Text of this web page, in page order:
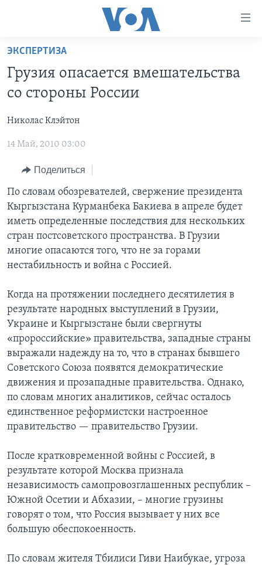
Перейти
основной
контент
навигации
Перейти
поиск
ПРОГРАММЫ
НОВОСТИ ЗА МИНУТУ
ИТОГИ
ПОЧЕМУ ЭТО ВАЖНО?
ДИСКУССИЯ VOA
ДЕТАЛИ
НЬЮ-ЙОРК NEW YORK
АМЕРИКА. БОЛЬШОЕ ПУТЕШЕСТВИЕ
ПРОЕКТЫ
УЧИМ АНГЛИЙСКИЙ
НАША АМЕРИКАНСКАЯ ИСТОРИЯ
А КАК В АМЕРИКЕ?
АРТЕФАКТЫ
АМЕРИКАНСКИЕ ГОРОДКИ
ТЕСТЫ
ЭКСПЕРТИЗА
ИНТЕРВЬЮ
ФАКТЫ ПРОТИВ ФЕЙКОВ
ЗА СВОБОДУ ПРЕССЫ
УЧИМ АНГЛИЙСКИЙ
ВИДЕО
ПОДПИСКА НА НОВОСТИ
СОЦИАЛЬНЫЕ СЕТИ
Языки
ЭКСПЕРТИЗА
Грузия опасается вмешательства
со стороны России
Николас Клэйтон
14 Май, 2010 03:00
Поделиться
По словам обозревателей, свержение президента
Кыргызстана Курманбека Бакиева в апреле будет
иметь определенные последствия для нескольких
стран постсоветского пространства. В Грузии
многие опасаются того, что не за горами
нестабильность и война с Россией.
Когда на протяжении последнего десятилетия в
результате народных выступлений в Грузии,
Украине и Кыргызстане были свергнуты
«пророссийские» правительства, западные страны
выражали надежду на то, что в странах бывшего
Советского Союза появятся демократические
движения и прозападные правительства. Однако,
по словам многих аналитиков, сейчас осталось
единственное реформистски настроенное
правительство — правительство Грузии.
После кратковременной войны с Россией, в
результате которой Москва признала
независимость самопровозглашенных республик –
Южной Осетии и Абхазии, – многие грузины
говорят о том, что Россия вызывает у них все
большую обеспокоенность.
По словам жителя Тбилиси Гиви Наибукае, угроза